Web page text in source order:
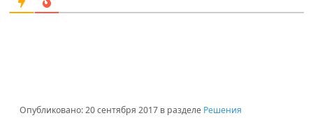
Опубликовано:20 сентября 2017 в разделе Решения